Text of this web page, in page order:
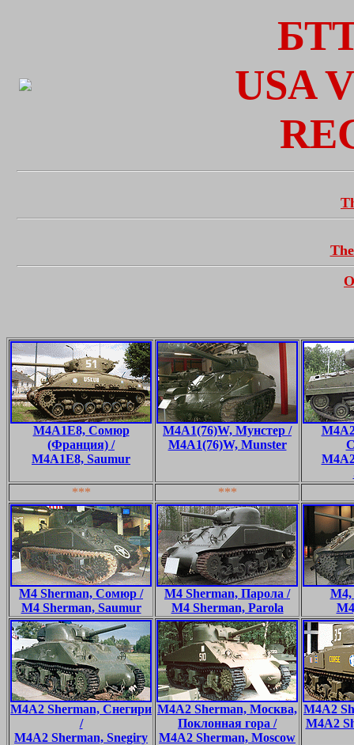
USA
M4A1E8, Сомюр
(Франция) /
M4A1E8, Saumur
M4A1(76)W, Мунстер /
M4A1(76)W, Munster
***
***
M4 Sherman, Сомюр /
M4 Sherman, Saumur
M4 Sherman, Парола /
M4 Sherman, Parola
M4,
M4A2 Sherman, Снегири
/
M4A2 Sherman, Snegiry
M4A2 Sherman, Москва,
Поклонная гора /
M4A2 Sherman, Moscow
M4A2
M4A2